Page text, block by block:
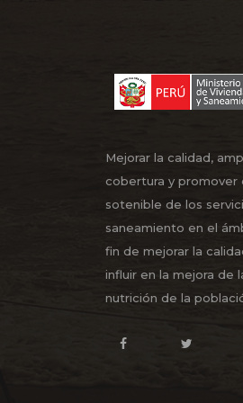
08/01/2026
Mejorar la calidad,
cobertura y promover
sotenible de los
saneamiento en el
fin de mejorar la
influir en la mejora de
nutrición de la